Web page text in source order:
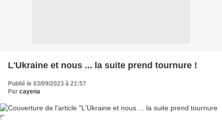
L'Ukraine et nous ... la suite prend tournure !
Publié le 03/09/2023 à 21:57
Par cayena